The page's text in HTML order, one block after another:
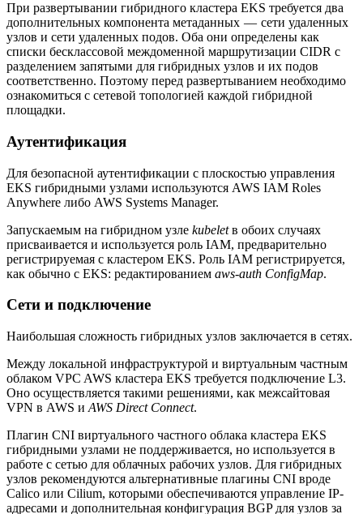
При развертывании гибридного кластера EKS требуется два
дополнительных компонента метаданных — сети удаленных
узлов и сети удаленных подов. Оба они определены как
списки бесклассовой междоменной маршрутизации CIDR с
разделением запятыми для гибридных узлов и их подов
соответственно. Поэтому перед развертыванием необходимо
ознакомиться с сетевой топологией каждой гибридной
площадки.
Аутентификация
Для безопасной аутентификации с плоскостью управления
EKS гибридными узлами используются AWS IAM Roles
Anywhere либо AWS Systems Manager.
Запускаемым на гибридном узле kubeletв обоих случаях
присваивается и используется роль IAM, предварительно
регистрируемая с кластером EKS. Роль IAM регистрируется,
как обычно с EKS: редактированием aws-auth ConfigMap.
Сети и подключение
Наибольшая сложность гибридных узлов заключается в сетях.
Между локальной инфраструктурой и виртуальным частным
облаком VPC AWS кластера EKS требуется подключение L3.
Оно осуществляется такими решениями, как межсайтовая
VPN в AWS и AWS Direct Connect.
Плагин CNI виртуального частного облака кластера EKS
гибридными узлами не поддерживается, но используется в
работе с сетью для облачных рабочих узлов. Для гибридных
узлов рекомендуются альтернативные плагины CNI вроде
Calico или Cilium, которыми обеспечиваются управление IP-
адресами и дополнительная конфигурация BGP для узлов за